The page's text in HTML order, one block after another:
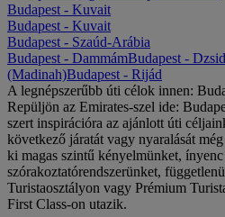
Budapest - Kuvait
Budapest - Kuvait
Budapest - Szaúd-Arábia
Budapest - DammámBudapest -
(Madinah)Budapest - Rijád
A legnépszerűbb úti célok innen:
Repüljön az Emirates-szel ide:
szert inspirációra az ajánlott úti
következő járatát vagy nyaralását
ki magas szintű kényelmünket,
szórakoztatórendszerünket,
Turistaosztályon vagy Prémium
First Class-on utazik.